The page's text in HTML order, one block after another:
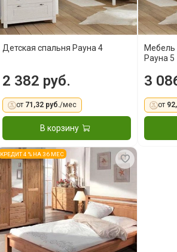
Детская спальня Рауна 4
2 382 руб.
от 71,32 руб./мес
В корзину
Мебель
Рауна 5
3
от
КРЕДИТ 4 % НА 36 МЕС